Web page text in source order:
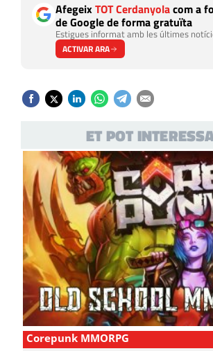
AfegeixTOT Cerdanyolacom a
de Google de forma gratuïta
Estigues informat amb les últimes
ACTIVAR ARA
ET POT
Corepunk MMORPG